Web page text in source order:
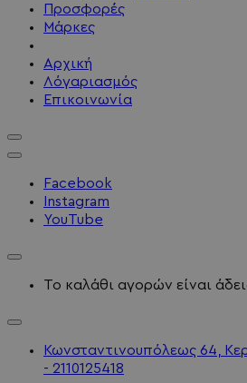
Προσφορές
Μάρκες
Αρχική
Λόγαριασμός
Επικοινωνία
Facebook
Instagram
YouTube
Το καλάθι αγορών είναι
Κωνσταντινουπόλεως 64,
- 2110125418